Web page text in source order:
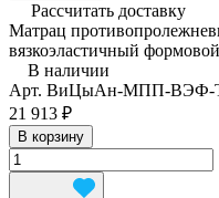
Рассчитать доставку
Матрац
вязкоэластичный
В наличии
Арт. ВиЦыАн-МПП-ВЭФ-
21 913 ₽
В корзину